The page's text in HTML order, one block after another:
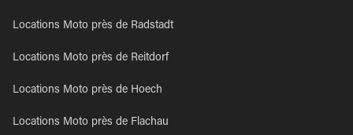
Locations Moto près de Radstadt
Locations Moto près de Reitdorf
Locations Moto près de Hoech
Locations Moto près de Flachau